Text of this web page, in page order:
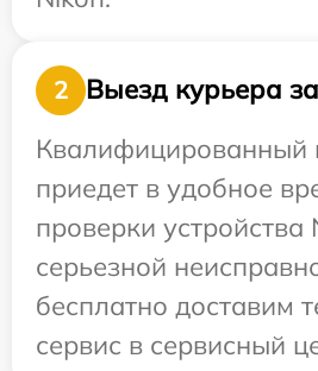
2
Выезд курьера
Квалифицированный
приедет в удобное
проверки
серьезной
бесплатно доставим
сервис в сервисный